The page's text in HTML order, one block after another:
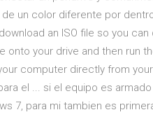
un color diferente por
an ISO file so you
onto your drive and then run
computer directly from
el ... si el equipo es
7, para mi tambien es